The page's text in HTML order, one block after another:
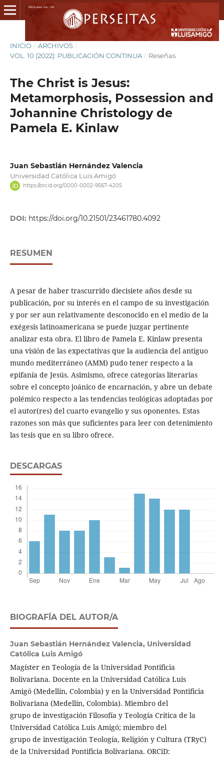
INICIO / ARCHIVOS /
VOL. 10 (2022): PUBLICACIÓN CONTINUA / Reseñas
The Christ is Jesus:
Metamorphosis, Possession and
Johannine Christology de
Pamela E. Kinlaw
Juan Sebastián Hernández Valencia
Universidad Católica Luis Amigó
https://orcid.org/0000-0002-9567-4205
DOI: https://doi.org/10.21501/23461780.4092
RESUMEN
A pesar de haber trascurrido diecisiete años desde su
publicación, por su interés en el campo de su investigación
y por ser aun relativamente desconocido en el medio de la
exégesis latinoamericana se puede juzgar pertinente
analizar esta obra. El libro de Pamela E. Kinlaw presenta
una visión de las expectativas que la audiencia del antiguo
mundo mediterráneo (AMM) pudo tener respecto a la
epifanía de Jesús. Asimismo, ofrece categorías literarias
sobre el concepto joánico de encarnación, y abre un debate
polémico respecto a las tendencias teológicas adoptadas por
el autor(res) del cuarto evangelio y sus oponentes. Estas
razones son más que suficientes para leer con detenimiento
las tesis que en su libro ofrece.
DESCARGAS
BIOGRAFÍA DEL AUTOR/A
Juan Sebastián Hernández Valencia, Universidad
Católica Luis Amigó
Magíster en Teología de la Universidad Pontificia
Bolivariana. Docente en la Universidad Católica Luis
Amigó (Medellín, Colombia) y en la Universidad Pontificia
Bolivariana (Medellín, Colombia). Miembro del
grupo de investigación Filosofía y Teología Crítica de la
Universidad Católica Luis Amigó; miembro del
grupo de investigación Teología, Religión y Cultura (TRyC)
de la Universidad Pontificia Bolivariana. ORCiD: